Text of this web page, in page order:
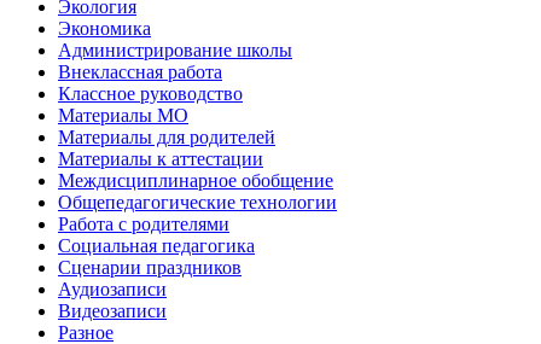
Экология
Экономика
Администрирование школы
Внеклассная работа
Классное руководство
Материалы МО
Материалы для родителей
Материалы к аттестации
Междисциплинарное обобщение
Общепедагогические технологии
Работа с родителями
Социальная педагогика
Сценарии праздников
Аудиозаписи
Видеозаписи
Разное